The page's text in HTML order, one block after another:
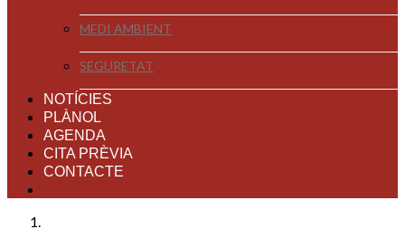
MEDI AMBIENT
SEGURETAT
NOTÍCIES
PLÀNOL
AGENDA
CITA PRÈVIA
CONTACTE